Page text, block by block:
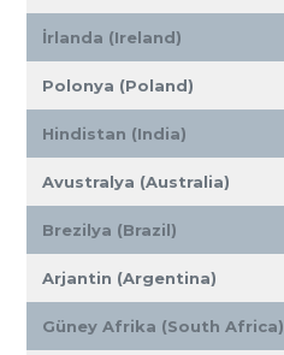
İrlanda (Ireland)
Polonya (Poland)
Hindistan (India)
Avustralya (Australia)
Brezilya (Brazil)
Arjantin (Argentina)
Güney Afrika (South Africa)